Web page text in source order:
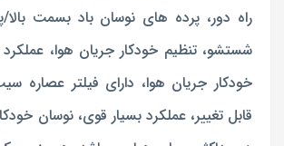
راه دور، پرده های نوسان باد بسمت بالا/
شستشو، تنظیم خودکار جریان هوا،
خودکار جریان هوا، دارای فیلتر عصاره